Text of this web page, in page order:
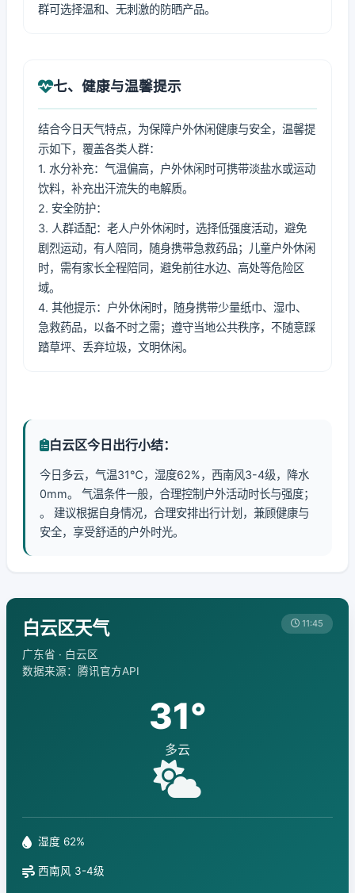
群可选择温和、无刺激的防晒产品。
七、健康与温馨提示
结合今日天气特点，为保障户外休闲健康与安全，温馨提
示如下，覆盖各类人群：
1. 水分补充：气温偏高，户外休闲时可携带淡盐水或运动
饮料，补充出汗流失的电解质。
2. 安全防护：
3. 人群适配：老人户外休闲时，选择低强度活动，避免
剧烈运动，有人陪同，随身携带急救药品；儿童户外休闲
时，需有家长全程陪同，避免前往水边、高处等危险区
域。
4. 其他提示：户外休闲时，随身携带少量纸巾、湿巾、
急救药品，以备不时之需；遵守当地公共秩序，不随意踩
踏草坪、丢弃垃圾，文明休闲。
白云区今日出行小结：
今日多云，气温31℃，湿度62%，西南风3-4级，降水
0mm。 气温条件一般，合理控制户外活动时长与强度；
。 建议根据自身情况，合理安排出行计划，兼顾健康与
安全，享受舒适的户外时光。
白云区天气
广东省 · 白云区
数据来源：腾讯官方API
11:45
31°
多云
湿度 62%
西南风 3-4级